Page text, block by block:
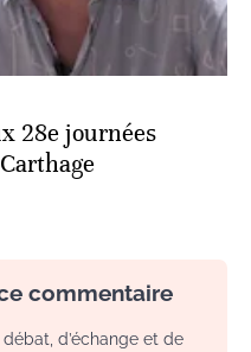
28e journées
commentaire
d’échange et de